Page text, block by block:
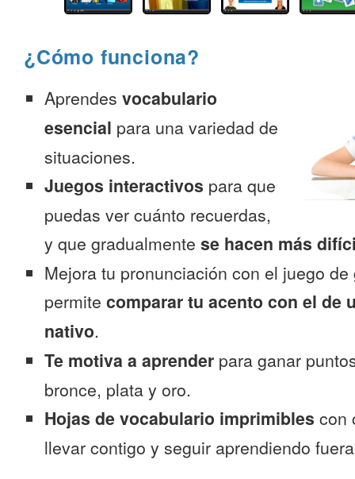
¿Cómo funciona?
Aprendes vocabulario
esencial para una variedad de
situaciones.
Juegos interactivos para que
puedas ver cuánto recuerdas,
y que gradualmente se hacen más
Mejora tu pronunciación con el juego
permite comparar tu acento con el de
nativo.
Te motiva a aprender para ganar
bronce, plata y oro.
Hojas de vocabulario imprimibles con
llevar contigo y seguir aprendiendo